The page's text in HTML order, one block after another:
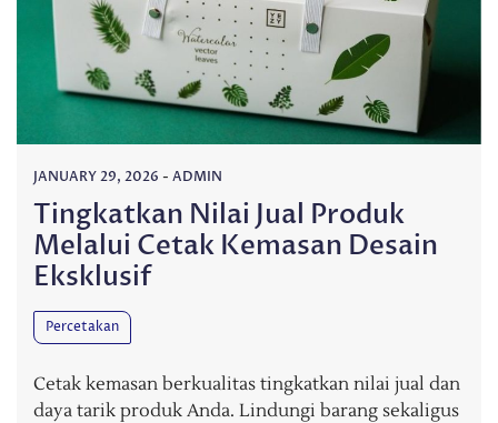
JANUARY 29, 2026 - ADMIN
Tingkatkan Nilai Jual Produk
Melalui Cetak Kemasan Desain
Eksklusif
Percetakan
Cetak kemasan berkualitas tingkatkan nilai jual dan
daya tarik produk Anda. Lindungi barang sekaligus